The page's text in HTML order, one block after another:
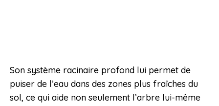
Son système racinaire profond lui permet de
puiser de l’eau dans des zones plus fraîches du
sol, ce qui aide non seulement l’arbre lui-même